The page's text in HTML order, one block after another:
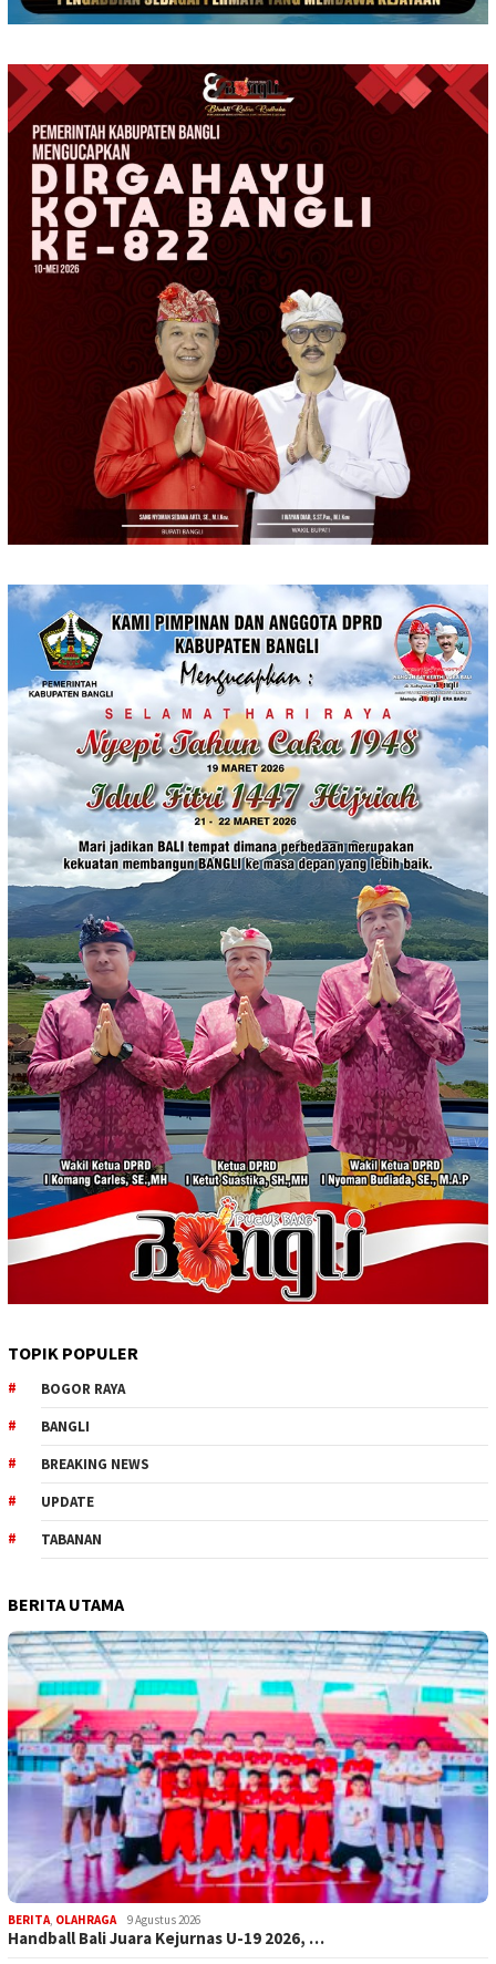
TOPIK POPULER
BOGOR RAYA
BANGLI
BREAKING NEWS
UPDATE
TABANAN
BERITA UTAMA
BERITA, OLAHRAGA 9 Agustus 2026
Handball Bali Juara Kejurnas U-19 2026, …